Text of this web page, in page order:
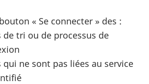
« Se connecter » des :
de tri ou de processus de
qui ne sont pas liées au service